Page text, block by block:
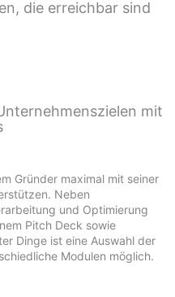
die erreichbar sind
mit
Gründer maximal mit seiner
Neben
und Optimierung
Pitch Deck sowie
Dinge ist eine Auswahl der
Modulen möglich.